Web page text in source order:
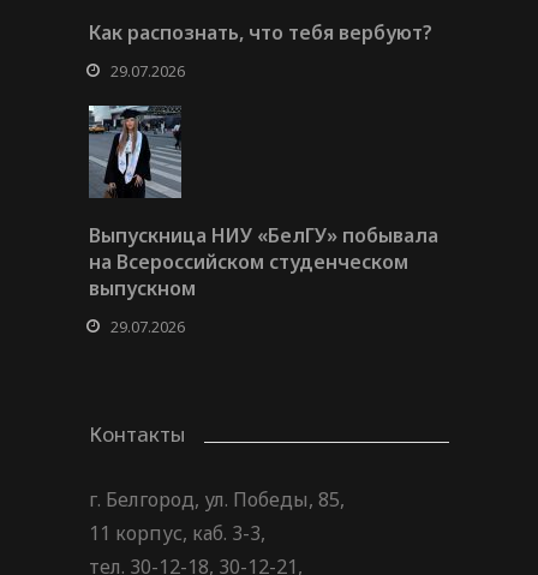
Как распознать, что тебя вербуют?
29.07.2026
Выпускница НИУ «БелГУ» побывала
на Всероссийском студенческом
выпускном
29.07.2026
Контакты
г. Белгород, ул. Победы, 85,
11 корпус, каб. 3-3,
тел. 30-12-18, 30-12-21,